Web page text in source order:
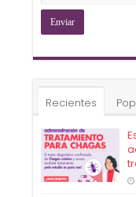
(Obligatorio)
Recientes